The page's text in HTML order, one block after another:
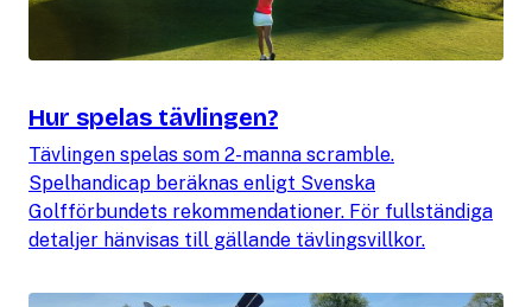
Hur spelas tävlingen?
Tävlingen spelas som 2-manna scramble.
Spelhandicap beräknas enligt Svenska
Golfförbundets rekommendationer. För fullständiga
detaljer hänvisas till gällande tävlingsvillkor.